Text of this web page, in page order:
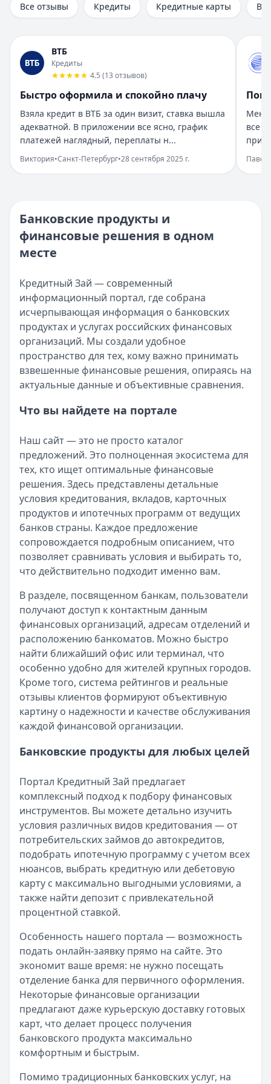
Рейтинг:5
Город:Санкт-Петербург
Дата:28 сентября 2025 г.
Получил кредит в Газпромбанке на нужды быстро.
Все получилось легко и быстро
Рейтинг:5
Организация:ОТП Банк
Город:Москва
Дата:28 сентября 2025 г.
Оформила кредит в ОТП Банке онлайн, все прозрачно.
Ремонт спасли быстрые решения
Город:
Дата:28 сентября 2025 г.
Нужны были деньги на ремонт, взяла кредит в МТС
Ожидания превзошли
Организация:ДОМ.РФ Банк
Город:Казань
Дата:28 сентября 2025 г.
ДОМ.РФ Банк приятно удивил. Кредит выдали без
Быстро оформила и спокойно плачу
Рейтинг:5
Организация:ВТБ
Город:Санкт-Петербург
Взяла кредит в ВТБ за один визит, ставка вышла
Рейтинг: 5
Организация:Газпромбанк
Город:Москва
Дата:27 сентября 2025 г.
Менеджер Газпромбанка спокойно объяснил все
Хороший кредит без сюрпризов
Рейтинг:4
Организация:Альфа-Банк
Город:Екатеринбург
Дата:27 сентября 2025 г.
В целом доволен кредитом в Альфа-Банке. Деньги
Кредит помог без лишних нервов
Рейтинг:
Организация:
Т-Банк
Город: Екатеринбург
27 сентября 2025 г.
Оформила кредит в ТБанк за вечер. Условия
Страницы отзывов:
Кредиты
Кредитные карты
Вклады
Все отзывы Кредиты Кредитные карты
ВТБ
Кредиты
4.5 (13 отзывов)
Быстро оформила и спокойно плачу
Взяла кредит в ВТБ за один визит, ставка вышла
адекватной. В приложении все ясно, график
платежей наглядный, переплаты н...
Виктория•Санкт-Петербург•28 сентября 2025 г.
все
Павел
Банковские продукты и
финансовые решения в одном
месте
Кредитный Зай — современный
информационный портал, где собрана
исчерпывающая информация о банковских
продуктах и услугах российских финансовых
организаций. Мы создали удобное
пространство для тех, кому важно принимать
взвешенные финансовые решения, опираясь на
актуальные данные и объективные сравнения.
Что вы найдете на портале
Наш сайт — это не просто каталог
предложений. Это полноценная экосистема для
тех, кто ищет оптимальные финансовые
решения. Здесь представлены детальные
условия кредитования, вкладов, карточных
продуктов и ипотечных программ от ведущих
банков страны. Каждое предложение
сопровождается подробным описанием, что
позволяет сравнивать условия и выбирать то,
что действительно подходит именно вам.
В разделе, посвященном банкам, пользователи
получают доступ к контактным данным
финансовых организаций, адресам отделений и
расположению банкоматов. Можно быстро
найти ближайший офис или терминал, что
особенно удобно для жителей крупных городов.
Кроме того, система рейтингов и реальные
отзывы клиентов формируют объективную
картину о надежности и качестве обслуживания
каждой финансовой организации.
Банковские продукты для любых целей
Портал Кредитный Зай предлагает
комплексный подход к подбору финансовых
инструментов. Вы можете детально изучить
условия различных видов кредитования — от
потребительских займов до автокредитов,
подобрать ипотечную программу с учетом всех
нюансов, выбрать кредитную или дебетовую
карту с максимально выгодными условиями, а
также найти депозит с привлекательной
процентной ставкой.
Особенность нашего портала — возможность
подать онлайн-заявку прямо на сайте. Это
экономит ваше время: не нужно посещать
отделение банка для первичного оформления.
Некоторые финансовые организации
предлагают даже курьерскую доставку готовых
карт, что делает процесс получения
банковского продукта максимально
комфортным и быстрым.
Помимо традиционных банковских услуг, на